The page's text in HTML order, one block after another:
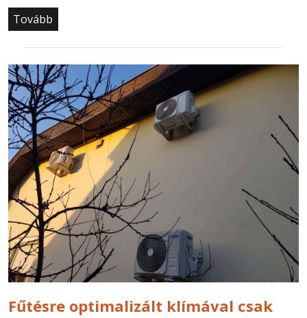
Tovább
Fűtésre optimalizált klímával csak